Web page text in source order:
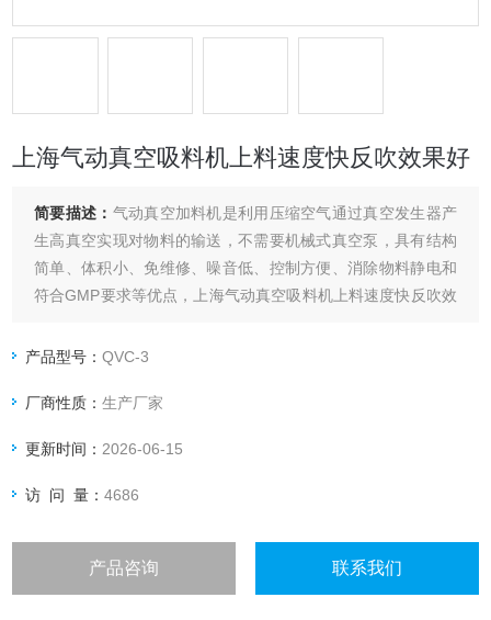
上海气动真空吸料机上料速度快反吹效果好
简要描述： 气动真空加料机是利用压缩空气通过真空发生器产
生高真空实现对物料的输送，不需要机械式真空泵，具有结构
简单、体积小、免维修、噪音低、控制方便、消除物料静电和
符合GMP要求等优点，上海气动真空吸料机上料速度快反吹效
产品型号：QVC-3
厂商性质：生产厂家
更新时间： 2026-06-15
访 问 量：4686
产品咨询 联系我们